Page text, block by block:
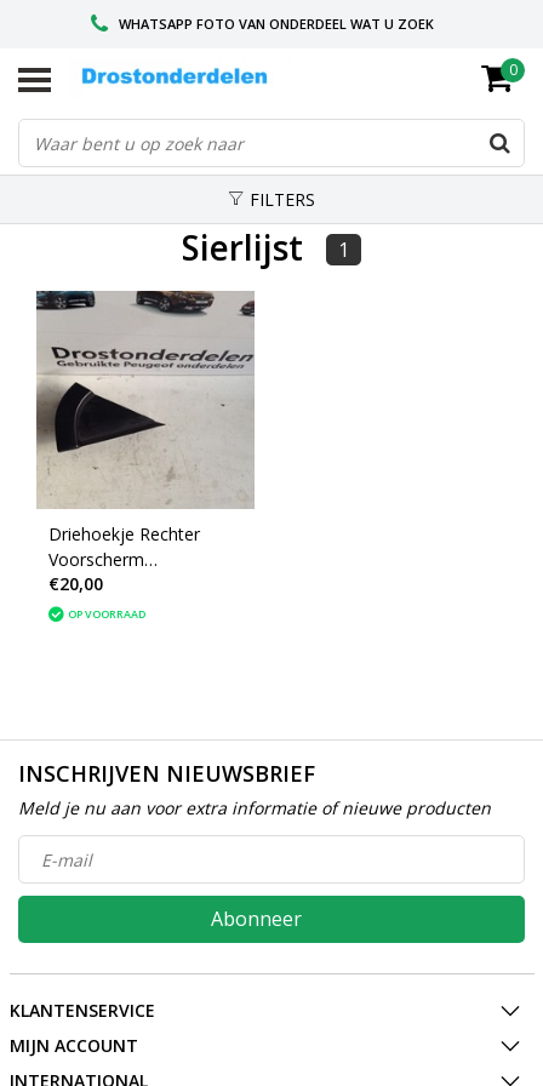
WHATSAPP FOTO VAN ONDERDEEL WAT U ZOEK
VOOR 16.00 BESTELD, VANDAAG VERZONDEN
GESPECIALISEERD PEUGEOT
0
FILTERS
Sierlijst 1
Driehoekje Rechter
Voorscherm
9813323780 Citroen C3
€20,00
OP VOORRAAD
INSCHRIJVEN NIEUWSBRIEF
Meld je nu aan voor extra informatie of nieuwe producten
Abonneer
KLANTENSERVICE
MIJN ACCOUNT
INTERNATIONAL